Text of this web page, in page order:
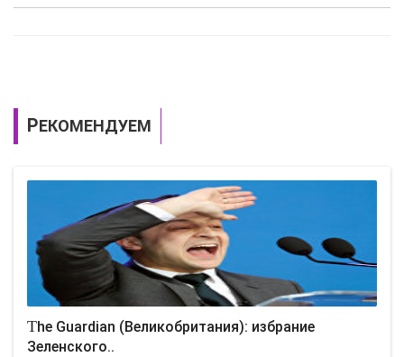
РЕКОМЕНДУЕМ
The Guardian (Великобритания): избрание
Зеленского..